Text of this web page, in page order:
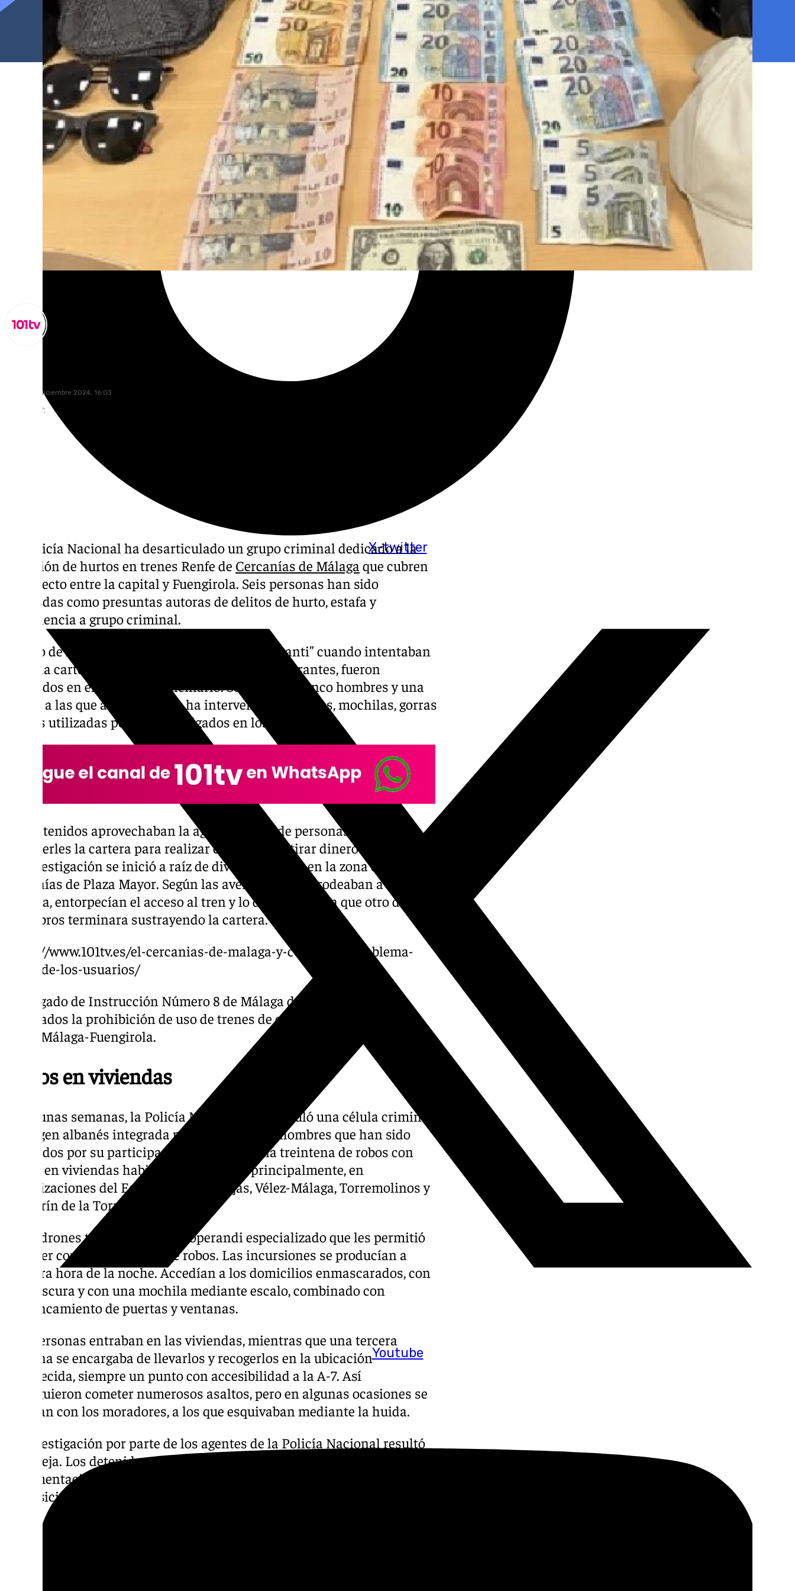
X-twitter
Youtube
viernes, 13 diciembre 2024, 16:03
Compartir:
La Policía Nacional ha desarticulado un grupo criminal dedicado a la
comisión de hurtos en trenes Renfe de Cercanías de Málaga que cubren
el trayecto entre la capital y Fuengirola. Seis personas han sido
detenidas como presuntas autoras de delitos de hurto, estafa y
pertenencia a grupo criminal.
Cuatro de los detenidos fueron pillados “in fraganti” cuando intentaban
robar la cartera a un pasajero. Los otros dos integrantes, fueron
detenidos en el registro domiciliario. Se tratan de cinco hombres y una
mujer, a las que además se les ha intervenido 425 euros, mochilas, gorras
y gafas utilizadas por los investigados en los hechos.
Los detenidos aprovechaban la aglomeración de personas para
sustraerles la cartera para realizar compras o retirar dinero en efectivo.
La investigación se inició a raíz de diversos hurtos en la zona del tren de
cercanías de Plaza Mayor. Según las averiguaciones, rodeaban a la
víctima, entorpecían el acceso al tren y lo distraían para que otro de los
miembros terminara sustrayendo la cartera.
https://www.101tv.es/el-cercanias-de-malaga-y-cuando-el-problema-
viene-de-los-usuarios/
El Juzgado de Instrucción Número 8 de Málaga decretó para los seis
arrestados la prohibición de uso de trenes de cercanías en la línea que
cubre Málaga-Fuengirola.
Robos en viviendas
Hace unas semanas, la Policía Nacional desarticuló una célula criminal
de origen albanés integrada por al menos tres hombres que han sido
detenidos por su participación en más de una treintena de robos con
fuerza en viviendas habitadas. Actuaban, principalmente, en
urbanizaciones del Este de Málaga, Mijas, Vélez-Málaga, Torremolinos y
Alhaurín de la Torre.
Los ladrones tenían un modus operandi especializado que les permitió
cometer con éxito decenas de robos. Las incursiones se producían a
primera hora de la noche. Accedían a los domicilios enmascarados, con
ropa oscura y con una mochila mediante escalo, combinado con
apalancamiento de puertas y ventanas.
Dos personas entraban en las viviendas, mientras que una tercera
persona se encargaba de llevarlos y recogerlos en la ubicación
establecida, siempre un punto con accesibilidad a la A-7. Así
consiguieron cometer numerosos asaltos, pero en algunas ocasiones se
topaban con los moradores, a los que esquivaban mediante la huida.
La investigación por parte de los agentes de la Policía Nacional resultó
compleja. Los detenidos tomaban medidas de seguridad como el uso de
documentación falsa para el alquiler de vehículos, alojamientos o
adquisición de líneas y terminales telefónicas.
Una vez detenidos los tres investigados, fueron puestos a disposición de